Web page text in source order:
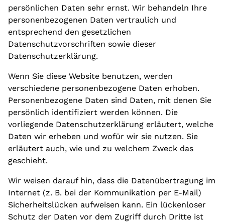
persönlichen Daten sehr ernst. Wir behandeln Ihre
personenbezogenen Daten vertraulich und
entsprechend den gesetzlichen
Datenschutzvorschriften sowie dieser
Datenschutzerklärung.
Wenn Sie diese Website benutzen, werden
verschiedene personenbezogene Daten erhoben.
Personenbezogene Daten sind Daten, mit denen Sie
persönlich identifiziert werden können. Die
vorliegende Datenschutzerklärung erläutert, welche
Daten wir erheben und wofür wir sie nutzen. Sie
erläutert auch, wie und zu welchem Zweck das
geschieht.
Wir weisen darauf hin, dass die Datenübertragung im
Internet (z. B. bei der Kommunikation per E-Mail)
Sicherheitslücken aufweisen kann. Ein lückenloser
Schutz der Daten vor dem Zugriff durch Dritte ist